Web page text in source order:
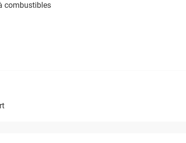
combustibles